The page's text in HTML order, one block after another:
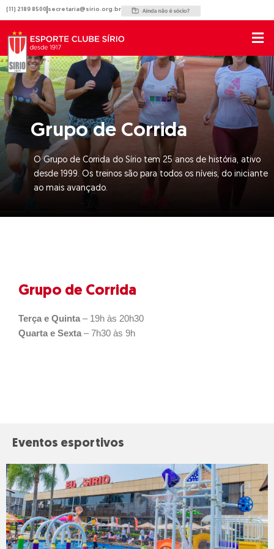
para
conteúdo
(11) 2189 8500 secretaria@sirio.org.br
Grupo de Corrida
O Grupo de Corrida do Sírio tem 25 anos de história, ativo
desde 1999. Os treinos são para todos os níveis, do iniciante
ao mais avançado.
Grupo de Corrida
Terça e Quinta – 19h às 20h30
Quarta e Sexta – 7h30 às 9h
Eventos esportivos